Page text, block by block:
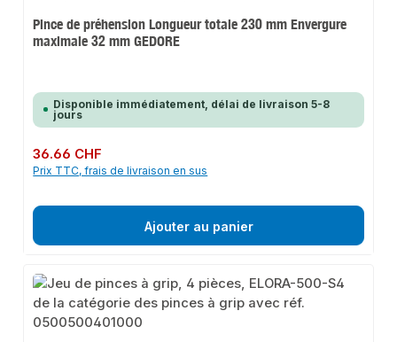
Pince de préhension Longueur totale 230 mm Envergure
maximale 32 mm GEDORE
Disponible immédiatement, délai de livraison 5-8
jours
Prix régulier :
36.66 CHF
Prix TTC, frais de livraison en sus
Ajouter au panier